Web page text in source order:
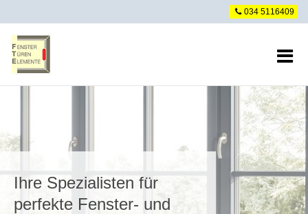
034 5116409
Ihre Spezialisten für
perfekte Fenster- und